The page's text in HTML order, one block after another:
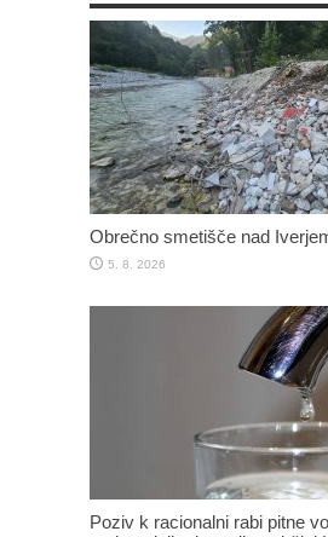
Obrečno smetišče nad
5. 8. 2026
Poziv k racionalni rabi pitne